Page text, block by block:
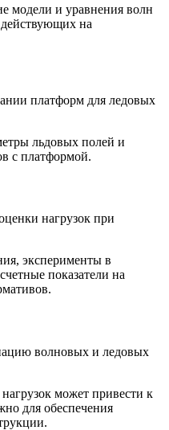
модели и уравнения волн
действующих на
платформ для ледовых
льдовых полей и
с платформой.
нагрузок при
эксперименты в
показатели на
волновых и ледовых
может привести к
для обеспечения